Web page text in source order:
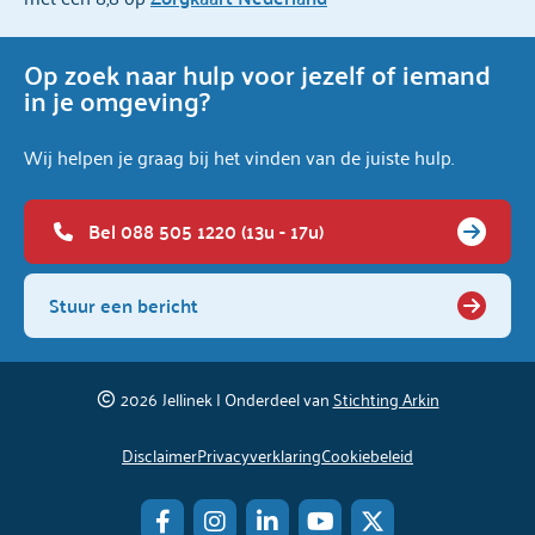
Op zoek naar hulp voor jezelf of iemand
in je omgeving?
Wij helpen je graag bij het vinden van de juiste hulp.
Bel 088 505 1220 (13u - 17u)
Stuur een bericht
2026 Jellinek | Onderdeel vanStichting Arkin
DisclaimerPrivacyverklaringCookiebeleid